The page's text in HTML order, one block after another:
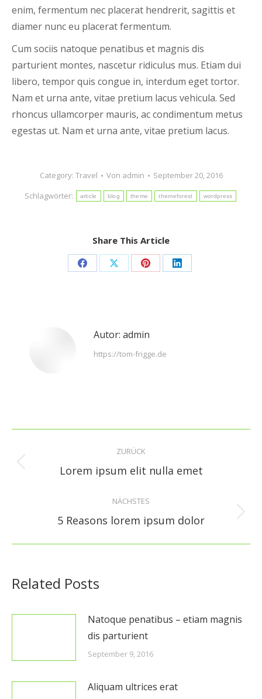
enim, fermentum nec placerat hendrerit, sagittis et
diamer nunc eu placerat fermentum.
Cum sociis natoque penatibus et magnis dis
parturient montes, nascetur ridiculus mus. Etiam dui
libero, tempor quis congue in, interdum eget tortor.
Nam et urna ante, vitae pretium lacus vehicula. Sed
rhoncus ullamcorper mauris, ac condimentum metus
egestas ut. Nam et urna ante, vitae pretium lacus.
Category: Travel Von admin
September 20, 2016
Schlagwörter:
article blog theme themeforest wordpress
Share This Article
Share Share Share Share
Autor: admin
https://tom-frigge.de
Kommentarnavigation
ZURÜCK
Vorheriger
Lorem ipsum elit nulla emet
NÄCHSTES
Nächster
5 Reasons lorem ipsum dolor
Related Posts
Natoque penatibus – etiam magnis
dis parturient
September 9, 2016
Aliquam ultrices erat